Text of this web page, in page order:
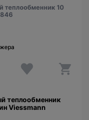
теплообменник 10
теплообменник
Viessmann